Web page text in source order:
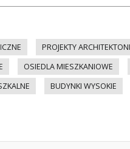
PROJEKTY
OSIEDLA MIESZKANIOWE
BUDYNKI WYSOKIE